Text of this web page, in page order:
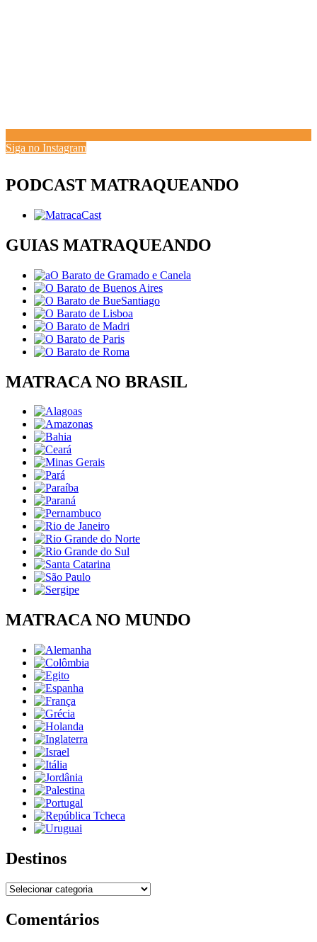
Siga no Instagram
PODCAST MATRAQUEANDO
GUIAS MATRAQUEANDO
MATRACA NO BRASIL
MATRACA NO MUNDO
Destinos
Destinos
Comentários